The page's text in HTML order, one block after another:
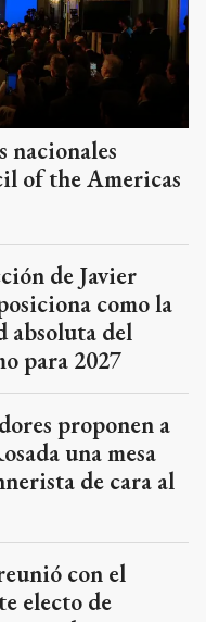
nacionales
of the Americas
de Javier
como la
absoluta del
para 2027
proponen a
una mesa
de cara al
con el
electo de